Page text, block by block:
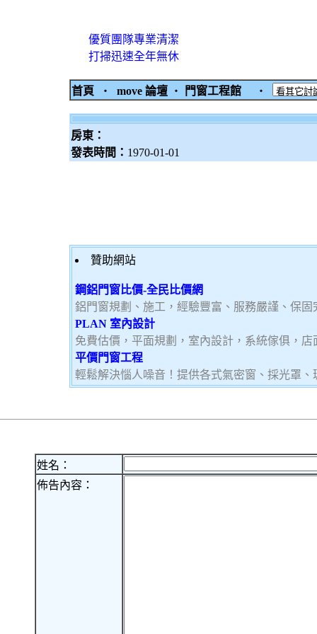
優質團隊專業清潔
打掃迅速全年無休
首頁 ‧ move 論壇 ‧ 門窗工程館 ‧
房東：
發表時間： 1970-01-01
贊助網站
鋼鋁門窗比價-全民比價網
鋁門窗規劃、施工，經驗豐富、服務嚴謹、保
PLAN 室內設計
免費估價，平面規劃，室內設計，系統傢俱，
平價門窗工程
輕鬆解決惱人噪音！提供各式氣密窗、採光罩
姓名：
佈告內容：